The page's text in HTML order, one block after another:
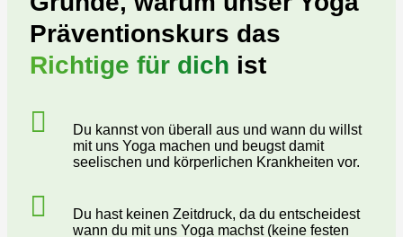
Präventionskurs das
Richtige für dich ist
Du kannst von überall aus und wann du willst
mit uns Yoga machen und beugst damit
seelischen und körperlichen Krankheiten vor.
Du hast keinen Zeitdruck, da du entscheidest
wann du mit uns Yoga machst (keine festen